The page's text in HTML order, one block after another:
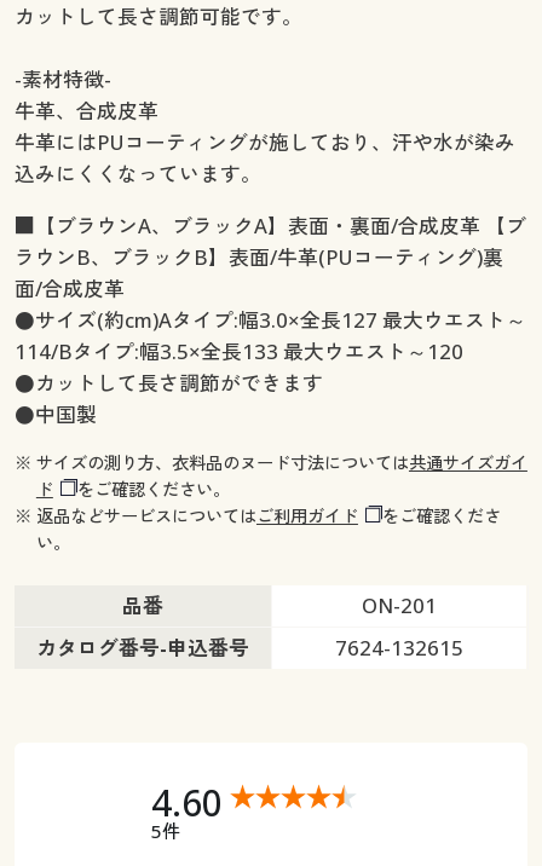
カットして長さ調節可能です。
-素材特徴-
牛革、合成皮革
牛革にはPUコーティングが施しており、汗や水が染み
込みにくくなっています。
■【ブラウンA、ブラックA】表面・裏面/合成皮革 【ブ
ラウンB、ブラックB】表面/牛革(PUコーティング)裏
面/合成皮革
●サイズ(約cm)Aタイプ:幅3.0×全長127 最大ウエスト～
114/Bタイプ:幅3.5×全長133 最大ウエスト～120
●カットして長さ調節ができます
●中国製
※ サイズの測り方、衣料品のヌード寸法については共通サイズガイ
ド
をご確認ください。
※ 返品などサービスについてはご利用ガイド
をご確認くださ
い。
品番
ON-201
カタログ番号-申込番号
7624-132615
4.60
5件